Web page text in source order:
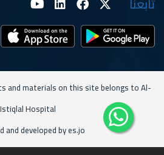
and materials on this site belongs to Al-
Istiqlal Hospital
and developed by es.jo